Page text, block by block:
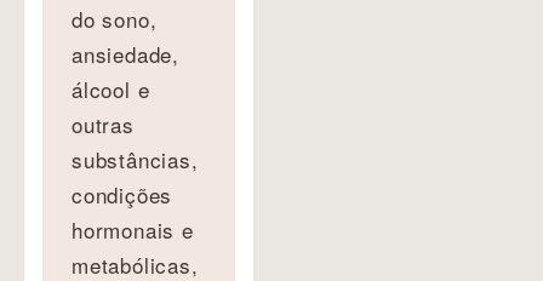
do sono,
ansiedade,
álcool e
outras
substâncias,
condições
hormonais e
metabólicas,